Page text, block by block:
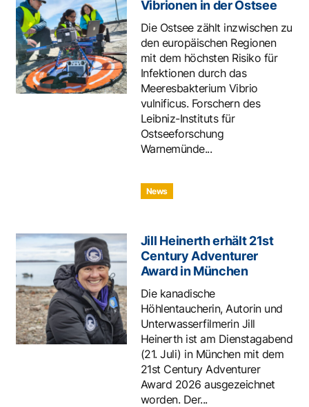
Vibrionen in der Ostsee
Die Ostsee zählt inzwischen zu
den europäischen Regionen
mit dem höchsten Risiko für
Infektionen durch das
Meeresbakterium Vibrio
vulnificus. Forschern des
Leibniz-Instituts für
Ostseeforschung
Warnemünde...
News
Jill Heinerth erhält 21st
Century Adventurer
Award in München
Die kanadische
Höhlentaucherin, Autorin und
Unterwasserfilmerin Jill
Heinerth ist am Dienstagabend
(21. Juli) in München mit dem
21st Century Adventurer
Award 2026 ausgezeichnet
worden. Der...